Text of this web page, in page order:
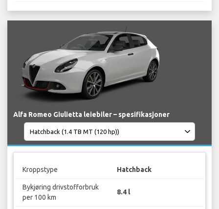
Alfa Romeo Giulietta leiebiler – spesifikasjoner
Kroppstype Hatchback
Bykjøring drivstofforbruk
per 100 km
8.4 l